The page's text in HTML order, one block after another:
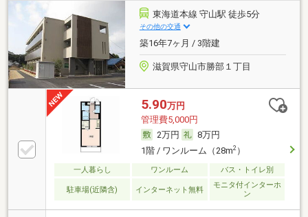
東海道本線 守山駅 徒歩5分
その他の交通
築16年7ヶ月 / 3階建
滋賀県守山市勝部１丁目
5.90万円
管理費5,000円
2万円
8万円
1階 / ワンルーム（28m2）
一人暮らし ワンルーム バス・トイレ別
駐車場(近隣含) インターネット無料
モニタ付インターホ
ン